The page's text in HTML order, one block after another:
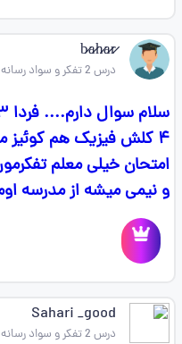
̷b̷̷a̷̷h̷̷a̷̷r̷ ‌‌‌
درس 2 تفکر و سواد رسانه ای
۴ کلش فیزیک هم کوئیز
امتحان خیلی معلم
و نیمی میشه از مدرسه
Sahari _good
درس 2 تفکر و سواد رسانه ای